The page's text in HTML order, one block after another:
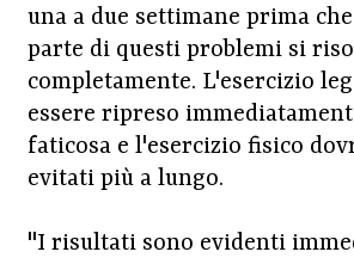
una a due settimane prima
parte di questi problemi si
completamente. L'esercizio
essere ripreso
faticosa e l'esercizio fisico
evitati più a lungo.
"I risultati sono evidenti